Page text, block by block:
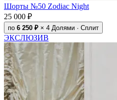
Шорты №50 Zodiac Night
25 000 ₽
по 6 250 ₽ × 4 Долями · Сплит
ЭКСЛЮЗИВ